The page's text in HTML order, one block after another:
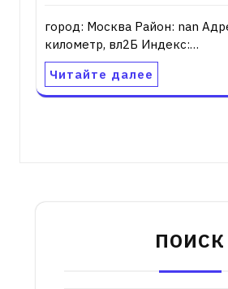
город: Москва Район: nan
километр, вл2Б Индекс:…
Читайте далее
ПОИСК